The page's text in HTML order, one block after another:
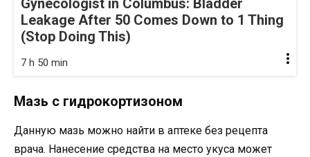
Gynecologist in Columbus: Bladder
Leakage After 50 Comes Down to 1 Thing
(Stop Doing This)
7 h 50 min
Мазь с гидрокортизоном
Данную мазь можно найти в аптеке без рецепта
врача. Нанесение средства на место укуса может